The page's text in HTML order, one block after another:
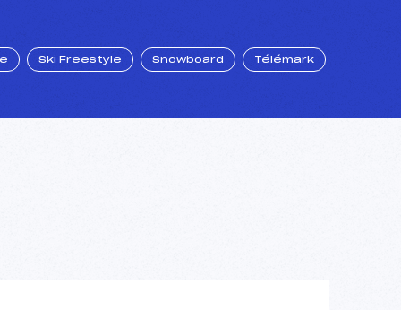
Ski Freestyle Snowboard Télémark